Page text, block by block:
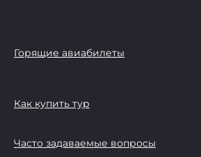
Горящие авиабилеты
Как купить тур
Часто задаваемые вопросы